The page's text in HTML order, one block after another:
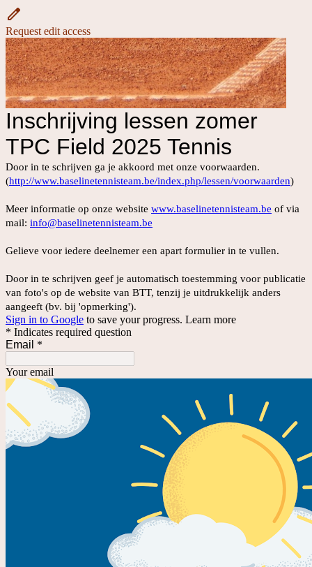
Request edit access
Inschrijving lessen zomer
TPC Field 2025 Tennis
Door in te schrijven ga je akkoord met onze voorwaarden.
(http://www.baselinetennisteam.be/index.php/lessen/voorwaarden)
Meer informatie op onze website www.baselinetennisteam.be of via
mail: info@baselinetennisteam.be
Gelieve voor iedere deelnemer een apart formulier in te vullen.
Door in te schrijven geef je automatisch toestemming voor publicatie
van foto's op de website van BTT, tenzij je uitdrukkelijk anders
aangeeft (bv. bij 'opmerking').
Sign in to Google to save your progress. Learn more
* Indicates required question
Email *
Your email